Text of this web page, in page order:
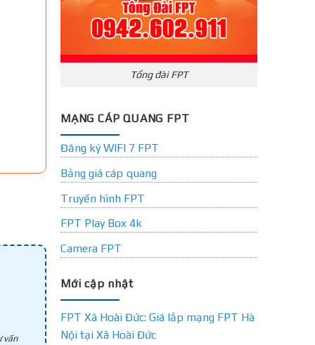
vấn
Tổng đài FPT
MẠNG CÁP QUANG FPT
Đăng ký WIFI 7 FPT
Bảng giá cáp quang
Truyền hình FPT
FPT Play Box 4k
Camera FPT
Mới cập nhật
FPT Xã Hoài Đức: Giá lắp mạng FPT Hà
Nội tại Xã Hoài Đức